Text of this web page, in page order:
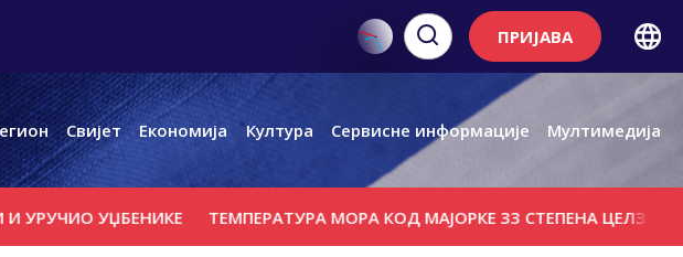
ПРИЈАВА
Свијет Економија Култура Сервисне информације Мултимедија
УЏБЕНИКЕ ТЕМПЕРАТУРА МОРА КОД МАЈОРКЕ 33 СТЕПЕНА ЦЕЛЗИЈУСОВА